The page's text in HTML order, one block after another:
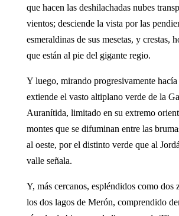
que hacen las deshilachadas nubes
vientos; desciende la vista por las
esmeraldinas de sus mesetas, y crestas,
que están al pie del gigante regio.
Y luego, mirando progresivamente hacía
extiende el vasto altiplano verde de la
Auranítida, limitado en su extremo
montes que se difuminan entre las
al oeste, por el distinto verde que al
valle señala.
Y, más cercanos, espléndidos como dos
los dos lagos de Merón, comprendido